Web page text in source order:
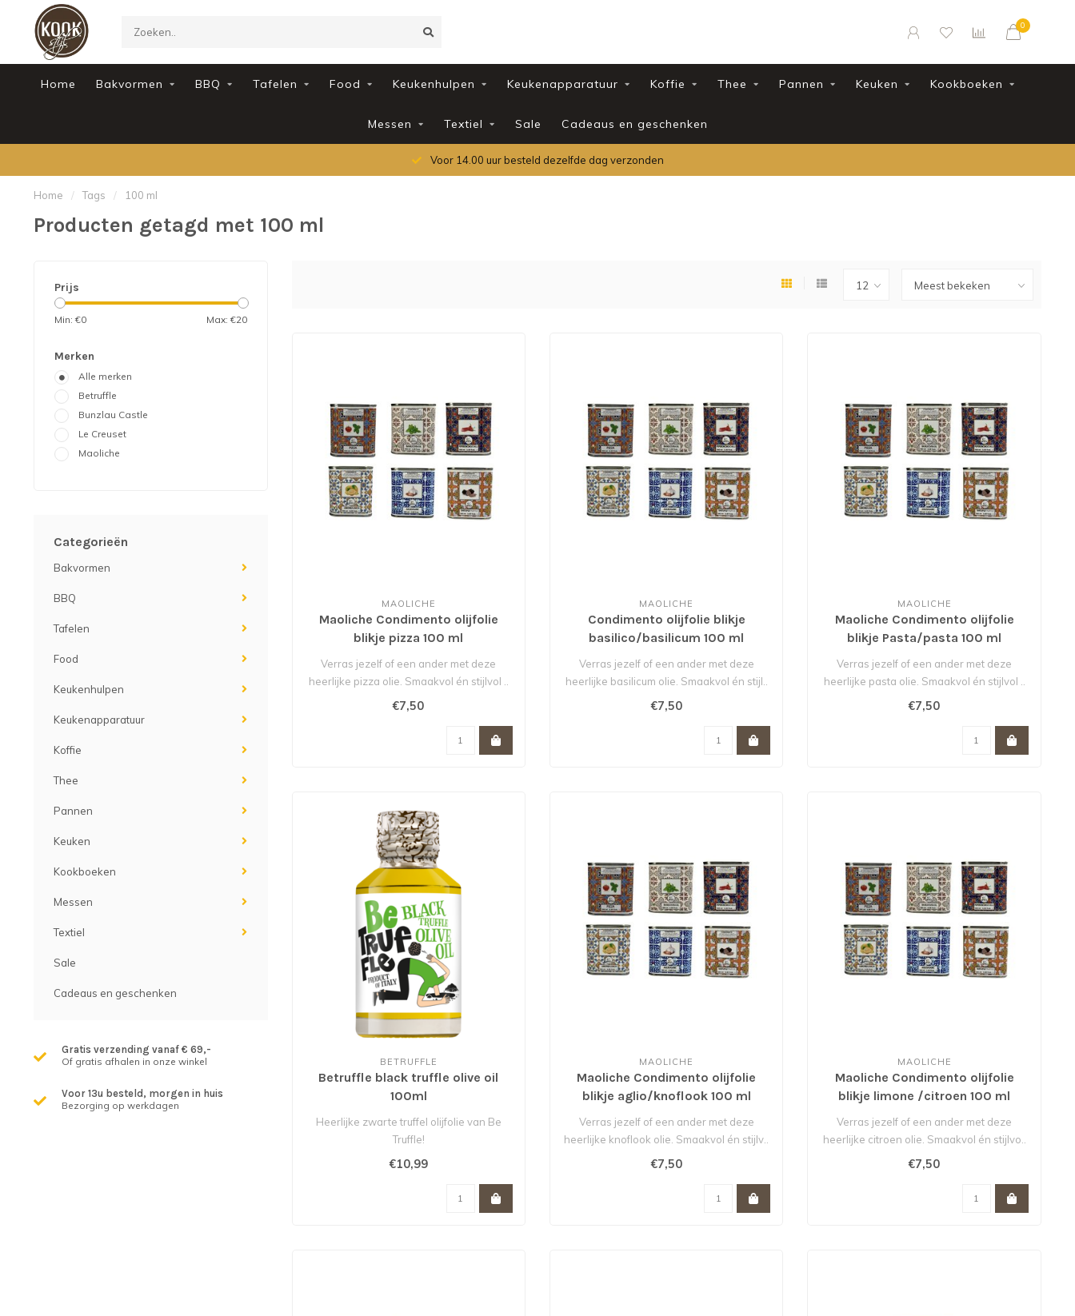
0
Home Bakvormen BBQ Tafelen Food Keukenhulpen Keukenapparatuur Koffie Thee Pannen Keuken Kookboeken
Messen Textiel Sale Cadeaus en geschenken
Voor 14.00 uur besteld dezelfde dag verzonden
Home / Tags / 100 ml
Producten getagd met 100 ml
Prijs
Min: €0 Max: €20
Merken
Alle merken
Betruffle
Bunzlau Castle
Le Creuset
Maoliche
Categorieën
Bakvormen
BBQ
Tafelen
Food
Keukenhulpen
Keukenapparatuur
Koffie
Thee
Pannen
Keuken
Kookboeken
Messen
Textiel
Sale
Cadeaus en geschenken
Gratis verzending vanaf € 69,-
Of gratis afhalen in onze winkel
Voor 13u besteld, morgen in huis
Bezorging op werkdagen
MAOLICHE
Maoliche Condimento olijfolie
blikje pizza 100 ml
Verras jezelf of een ander met deze
heerlijke pizza olie. Smaakvol én stijlvol ..
€7,50
MAOLICHE
Condimento olijfolie blikje
basilico/basilicum 100 ml
Verras jezelf of een ander met deze
heerlijke basilicum olie. Smaakvol én stijl..
€7,50
MAOLICHE
Maoliche Condimento olijfolie
blikje Pasta/pasta 100 ml
Verras jezelf of een ander met deze
heerlijke pasta olie. Smaakvol én stijlvol ..
€7,50
BETRUFFLE
Betruffle black truffle olive oil
100ml
Heerlijke zwarte truffel olijfolie van Be
Truffle!
€10,99
MAOLICHE
Maoliche Condimento olijfolie
blikje aglio/knoflook 100 ml
Verras jezelf of een ander met deze
heerlijke knoflook olie. Smaakvol én stijlv..
€7,50
MAOLICHE
Maoliche Condimento olijfolie
blikje limone /citroen 100 ml
Verras jezelf of een ander met deze
heerlijke citroen olie. Smaakvol én stijlvo..
€7,50